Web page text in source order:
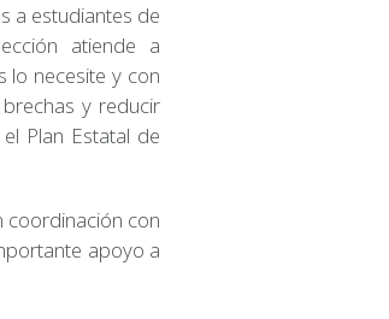
a estudiantes de
atiende a
lo necesite y con
y reducir
Plan Estatal de
coordinación con
apoyo a